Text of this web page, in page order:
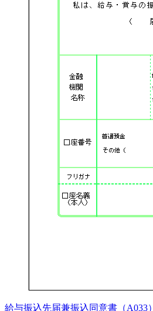
給与振込先届兼振込同意書（A033）